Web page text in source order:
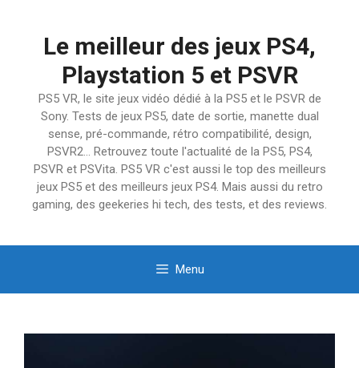
Le meilleur des jeux PS4,
Playstation 5 et PSVR
PS5 VR, le site jeux vidéo dédié à la PS5 et le PSVR de
Sony. Tests de jeux PS5, date de sortie, manette dual
sense, pré-commande, rétro compatibilité, design,
PSVR2… Retrouvez toute l'actualité de la PS5, PS4,
PSVR et PSVita. PS5 VR c'est aussi le top des meilleurs
jeux PS5 et des meilleurs jeux PS4. Mais aussi du retro
gaming, des geekeries hi tech, des tests, et des reviews.
Menu